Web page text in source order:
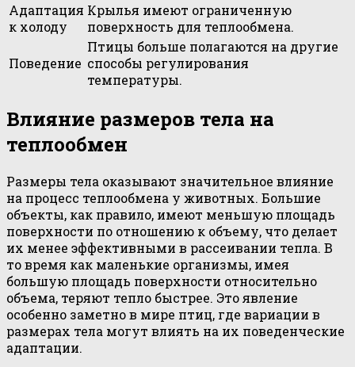
Адаптация
к холоду
Крылья имеют ограниченную
поверхность для теплообмена.
Поведение
Птицы больше полагаются на другие
способы регулирования
температуры.
Влияние размеров тела на
теплообмен
Размеры тела оказывают значительное влияние
на процесс теплообмена у животных. Большие
объекты, как правило, имеют меньшую площадь
поверхности по отношению к объему, что делает
их менее эффективными в рассеивании тепла. В
то время как маленькие организмы, имея
большую площадь поверхности относительно
объема, теряют тепло быстрее. Это явление
особенно заметно в мире птиц, где вариации в
размерах тела могут влиять на их поведенческие
адаптации.